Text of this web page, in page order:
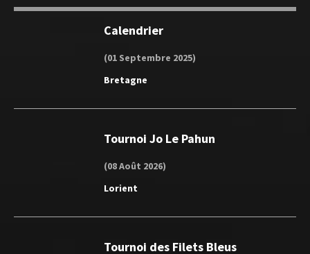
Calendrier
(01 Septembre 2025)
Bretagne
Tournoi Jo Le Pahun
(08 Août 2026)
Lorient
Tournoi des Filets Bleus